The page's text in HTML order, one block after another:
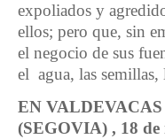
expoliados y
ellos; pero que, sin
el negocio de sus
el agua, las
EN
(SEGOVIA) , 18 de